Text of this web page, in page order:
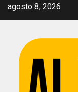
Saltar
agosto 8, 2026